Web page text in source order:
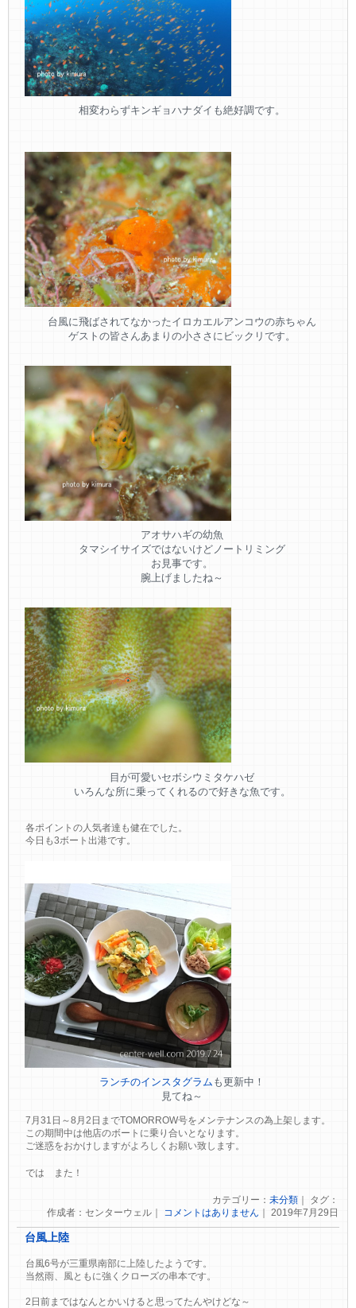
相変わらずキンギョハナダイも絶好調です。
台風に飛ばされてなかったイロカエルアンコウの赤ちゃん
ゲストの皆さんあまりの小ささにビックリです。
アオサハギの幼魚
タマシイサイズではないけどノートリミング
お見事です。
腕上げましたね～
目が可愛いセボシウミタケハゼ
いろんな所に乗ってくれるので好きな魚です。
各ポイントの人気者達も健在でした。
今日も3ボート出港です。
ランチのインスタグラム も更新中！
見てね～
7月31日～8月2日までTOMORROW号をメンテナンスの為上架します。
この期間中は他店のボートに乗り合いとなります。
ご迷惑をおかけしますがよろしくお願い致します。
では また！
カテゴリー： 未分類｜ タグ：
作成者：センターウェル｜ コメントはありません ｜ 2019年7月29日
台風上陸
台風6号が三重県南部に上陸したようです。
当然雨、風ともに強くクローズの串本です。
2日前まではなんとかいけると思ってたんやけどな～